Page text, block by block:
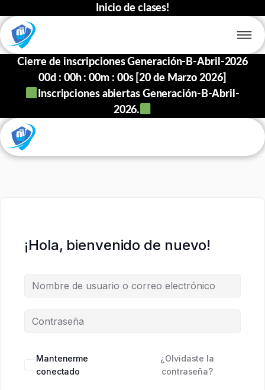
Inicio de clases!
Cierre de inscripciones Generación-B-Abril-2026
00d : 00h :00m : 00s [20 de Marzo 2026]
Inscripciones abiertas Generación-B-Abril-
2026.
¡Hola, bienvenido de nuevo!
Mantenerme
conectado
¿Olvidaste la
contraseña?